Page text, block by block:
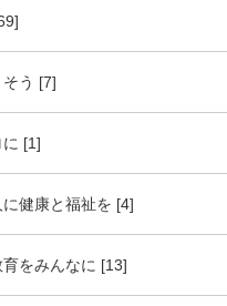
う [7]
[1]
健康と福祉を [4]
をみんなに [13]